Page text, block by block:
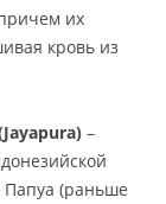
их
кровь из
–
(раньше